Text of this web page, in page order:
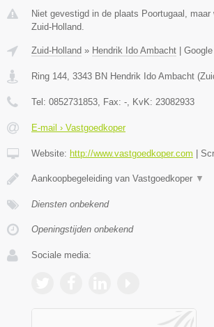
Niet gevestigd in de plaats Poortugaal,
Zuid-Holland.
Zuid-Holland » Hendrik Ido Ambacht
Ring 144 3343 BN Hendrik Ido Ambacht (
Tel: 0852731853 , Fax: - , KvK: 23082933
E-mail › Vastgoedkoper
Website: http://www.vastgoedkoper.com
Aankoopbegeleiding van Vastgoedkoper ▼
Diensten onbekend
Openingstijden onbekend
Sociale media: